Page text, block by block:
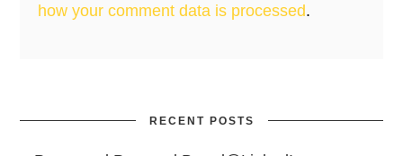
how your comment data is processed.
RECENT POSTS